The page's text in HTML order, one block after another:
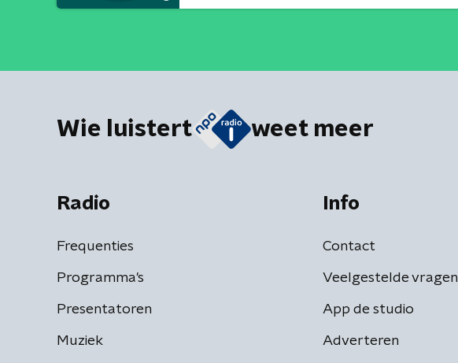
Wie luistert weet meer
Radio
Frequenties
Programma's
Presentatoren
Muziek
Info
Contact
Veelgestelde vragen
App de studio
Adverteren